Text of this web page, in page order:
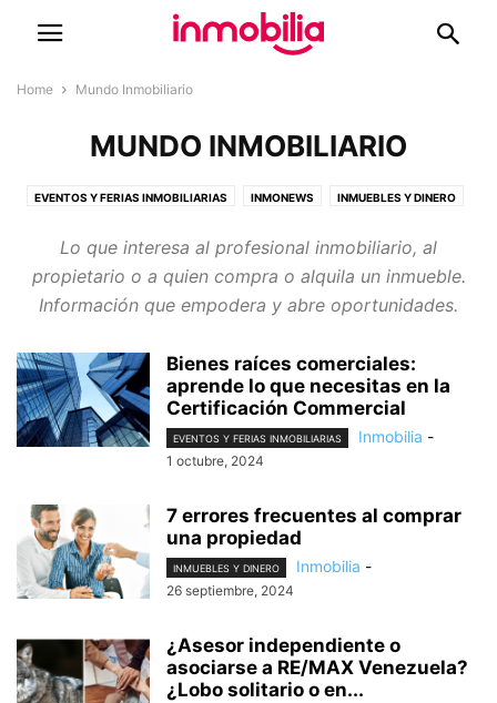
Home Mundo Inmobiliario
MUNDO INMOBILIARIO
EVENTOS Y FERIAS INMOBILIARIAS INMONEWS INMUEBLES Y DINERO
Lo que interesa al profesional inmobiliario, al
propietario o a quien compra o alquila un inmueble.
Información que empodera y abre oportunidades.
Bienes raíces comerciales:
aprende lo que necesitas en la
Certificación Commercial
EVENTOS Y FERIAS INMOBILIARIAS Inmobilia -
1 octubre, 2024
7 errores frecuentes al comprar
una propiedad
INMUEBLES Y DINERO Inmobilia -
26 septiembre, 2024
¿Asesor independiente o
asociarse a RE/MAX Venezuela?
¿Lobo solitario o en...